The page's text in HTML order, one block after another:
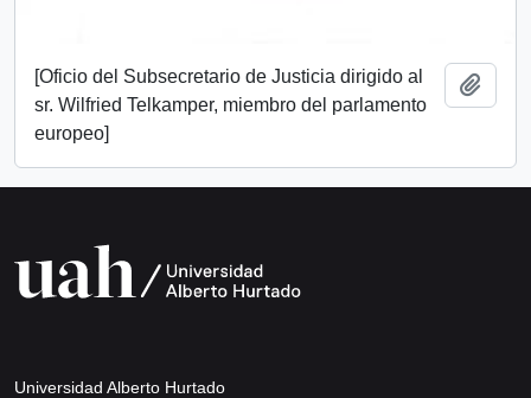
[Oficio del Subsecretario de Justicia dirigido al
sr. Wilfried Telkamper, miembro del parlamento
europeo]
Universidad Alberto Hurtado